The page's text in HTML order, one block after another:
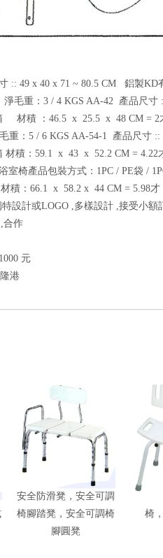
:: 49 x 40 x 71 ~ 80.5 CM 鋁製
毛重：3 / 4 KGS AA-42 產品尺寸
材積 ：46.5 x 25.5 x 48 CM =
：5 / 6 KGS AA-54-1 產品尺寸
材積：59.1 x 43 x 52.2 CM =
室椅產品包裝方式：1PC / PE袋
積：66.1 x 58.2 x 44 CM = 5.98
設計或LOGO ,多樣設計 ,接受小
合作
元
港
安全防滑凳，安全可調
椅腳踏凳，安全可調椅
腳圓凳
有背
椅